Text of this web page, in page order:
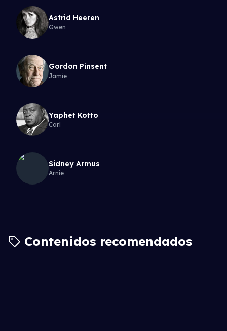
Astrid Heeren
Gwen
Gordon Pinsent
Jamie
Yaphet Kotto
Carl
Sidney Armus
Arnie
Contenidos recomendados